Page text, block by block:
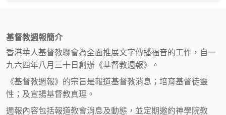
基督教週報簡介
香港華人基督教聯會為全面推展文字傳播福音的工作，自一
九六四年八月三十日創辦《基督教週報》。
《基督教週報》的宗旨是報道基督教消息；培育基督徒靈
性；及宣揚基督教真理。
週報內容包括報道教會消息及動態，並定期邀約神學院教